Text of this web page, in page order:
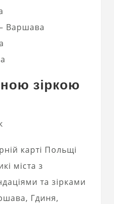
Варшава
зіркою
карті Польщі
міста з
та зірками
Гдиня,